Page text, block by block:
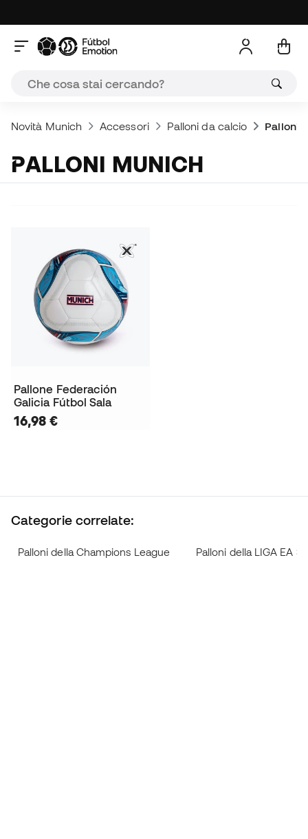
Novità Munich Accessori Palloni da calcio Palloni
PALLONI MUNICH
Pallone Federación
Galicia Fútbol Sala
16,98 €
Categorie correlate:
Palloni della Champions League Palloni della LIGA EA